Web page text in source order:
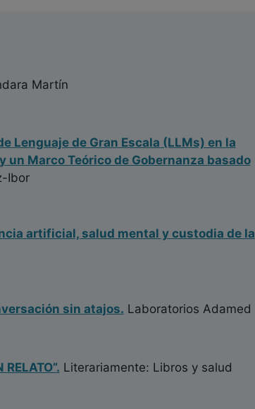
Martín
Lenguaje de Gran Escala (LLMs) en la
Marco Teórico de Gobernanza basado
Ibor
artificial, salud mental y custodia de la
sin atajos. Laboratorios Adamed
Literariamente: Libros y salud